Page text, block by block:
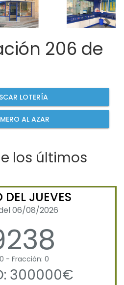
206 de
LOTERÍA
AL AZAR
los últimos
DEL JUEVES
06/08/2026
- Fracción: 0
300000€